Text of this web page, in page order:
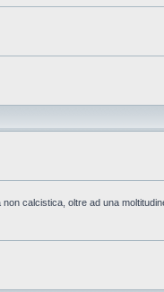
calcistica, oltre ad una